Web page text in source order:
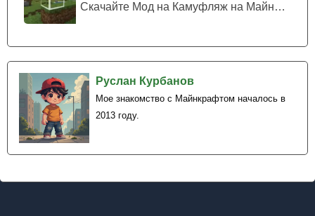
Скачайте Мод на Камуфляж на Майнкрафт...
Руслан Курбанов
Мое знакомство с Майнкрафтом началось в
2013 году.